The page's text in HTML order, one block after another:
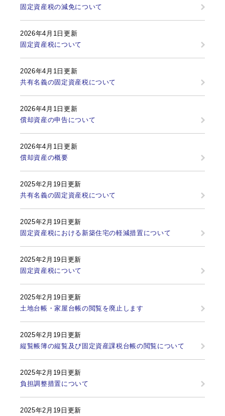
固定資産税の減免について
2026年4月1日更新
固定資産税について
2026年4月1日更新
共有名義の固定資産税について
2026年4月1日更新
償却資産の申告について
2026年4月1日更新
償却資産の概要
2025年2月19日更新
共有名義の固定資産税について
2025年2月19日更新
固定資産税における新築住宅の軽減措置について
2025年2月19日更新
固定資産税について
2025年2月19日更新
土地台帳・家屋台帳の閲覧を廃止します
2025年2月19日更新
縦覧帳簿の縦覧及び固定資産課税台帳の閲覧について
2025年2月19日更新
負担調整措置について
2025年2月19日更新